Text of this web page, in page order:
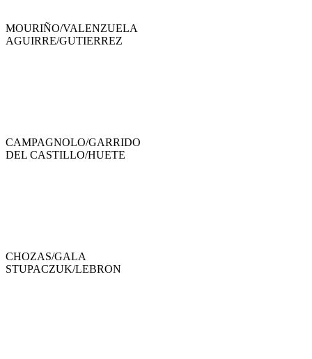
MOURIÑO/VALENZUELA
AGUIRRE/GUTIERREZ
CAMPAGNOLO/GARRIDO
DEL CASTILLO/HUETE
CHOZAS/GALA
STUPACZUK/LEBRON